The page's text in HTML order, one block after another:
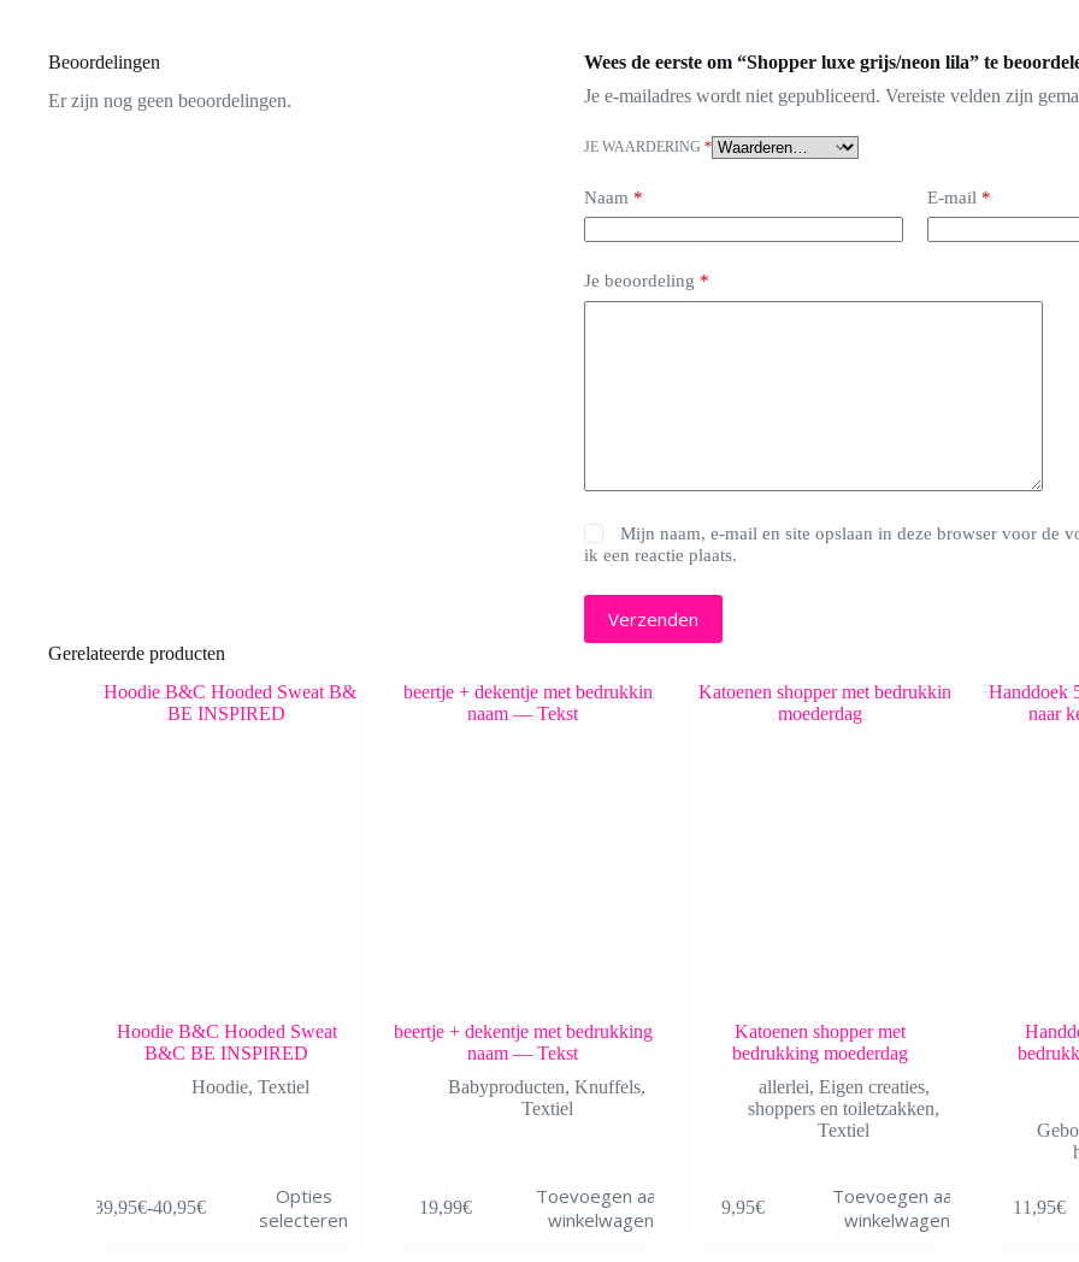
Beoordelingen
Er zijn nog geen beoordelingen.
Wees de eerste om “Shopper luxe grijs/neon lila” te
Je e-mailadres wordt niet gepubliceerd. Vereiste velden zijn
JE WAARDERING*
Naam * E-mail *
Je beoordeling *
Mijn naam, e-mail en site opslaan in deze browser voor de
ik een reactie plaats.
Verzenden
Gerelateerde producten
Hoodie B&C Hooded Sweat
B&C BE INSPIRED
Hoodie,Textiel
39,95€-40,95€
Prijsklasse:
Opties
selecteren
product
beertje + dekentje met bedrukking
naam — Tekst
Babyproducten,Knuffels,
Textiel
19,99€
Toevoegen aan
winkelwagen
Katoenen shopper met
bedrukking moederdag
allerlei, Eigen creaties,
shoppers en toiletzakken,
Textiel
9,95€
Toevoegen aan
winkelwagen
11,95€